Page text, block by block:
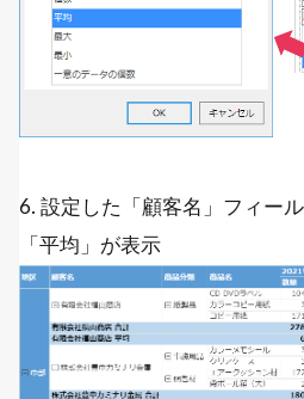
6. 設定した「顧客名」フィー
「平均」が表示